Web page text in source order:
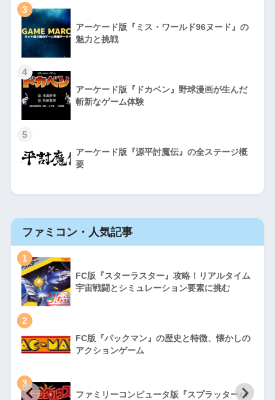
3
アーケード版『ミス・ワールド96ヌード』の
魅力と挑戦
4
アーケード版『ドカベン』野球漫画が生んだ
斬新なゲーム体験
5
アーケード版『源平討魔伝』の全ステージ概
要
ファミコン・人気記事
1
FC版『スターラスター』攻略！リアルタイム
宇宙戦闘とシミュレーション要素に挑む
2
FC版『パックマン』の歴史と特徴、懐かしの
アクションゲーム
3
ファミリーコンピュータ版『スプラッターハ